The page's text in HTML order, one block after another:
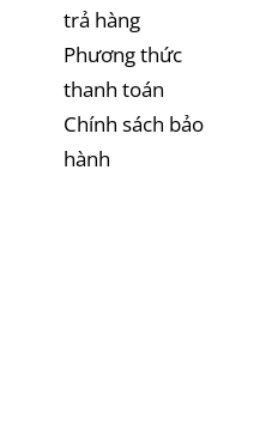
trả hàng
Phương thức
thanh toán
Chính sách bảo
hành